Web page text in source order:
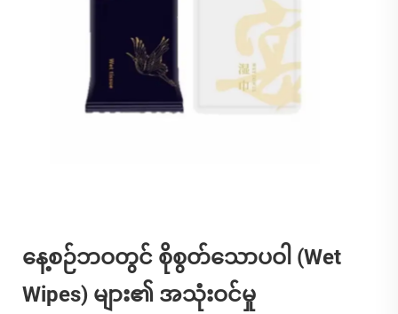
နေ့စဉ်ဘဝတွင် စိုစွတ်သောပဝါ (Wet
Wipes) များ၏ အသုံးဝင်မှု